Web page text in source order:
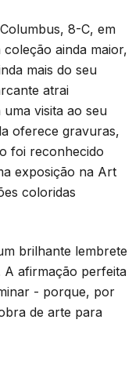
8-C, em
ainda maior,
mais do seu
atrai
visita ao seu
oferece gravuras,
foi reconhecido
exposição na Art
coloridas
brilhante lembrete
A afirmação perfeita
- porque, por
de arte para